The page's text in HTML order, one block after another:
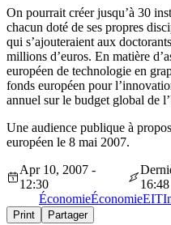
On pourrait créer jusqu’à 30
chacun doté de ses propres
qui s’ajouteraient aux
millions d’euros. En matière
européen de technologie en
fonds européen pour
annuel sur le budget global de
Une audience publique à
européen le 8 mai 2007.
Apr 10, 2007 -
12:30
16:48
ÉconomieÉconomieEIT
Print Partager